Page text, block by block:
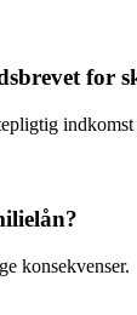
for
indkomst
konsekvenser.